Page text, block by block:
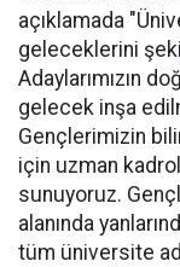
açıklamada
geleceklerini
Adaylarımızın
gelecek inşa
Gençlerimizin
için uzman
sunuyoruz.
alanında
tüm üniversite